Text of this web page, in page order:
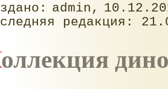
admin
Коллекция